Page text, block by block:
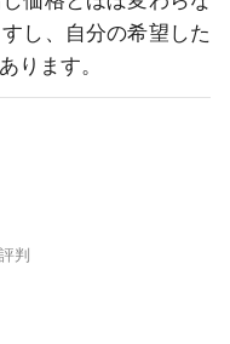
し、自分の希望した
ります。
判